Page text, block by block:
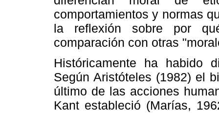
comportamientos y normas
la reflexión sobre por
comparación con otras
Históricamente ha habido
Según Aristóteles (1982) el
último de las acciones
Kant estableció (Marías,